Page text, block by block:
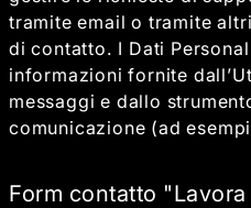
tramite email o tramite
di contatto. I Dati
informazioni fornite
messaggi e dallo
comunicazione (ad
Form contatto